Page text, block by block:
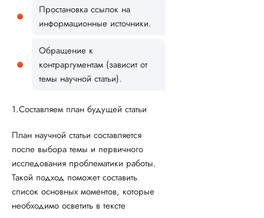
Простановка ссылок на
информационные источники.
Обращение к
контраргументам (зависит от
темы научной статьи).
1.Составляем план будущей статьи
План научной статьи составляется
после выбора темы и первичного
исследования проблематики работы.
Такой подход поможет составить
список основных моментов, которые
необходимо осветить в тексте